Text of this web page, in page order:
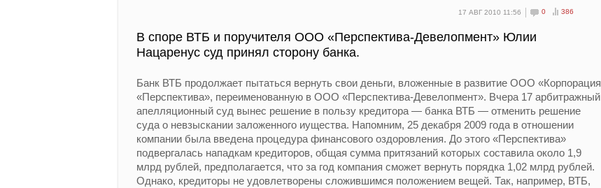
17 АВГ 2010 11:56 0 386
В споре ВТБ и поручителя ООО «Перспектива-Девелопмент» Юлии
Нацаренус суд принял сторону банка.
Банк ВТБ продолжает пытаться вернуть свои деньги, вложенные в развитие ООО «Корпорация
«Перспектива», переименованную в ООО «Перспектива-Девелопмент». Вчера 17 арбитражный
апелляционный суд вынес решение в пользу кредитора — банка ВТБ — отменить решение
суда о невзыскании заложенного иущества. Напомним, 25 декабря 2009 года в отношении
компании была введена процедура финансового оздоровления. До этого «Перспектива»
подвергалась нападкам кредиторов, общая сумма притязаний которых составила около 1,9
млрд рублей, предполагается, что за год компания сможет вернуть порядка 1,02 млрд рублей.
Однако, кредиторы не удовлетворены сложившимся положением вещей. Так, например, ВТБ,